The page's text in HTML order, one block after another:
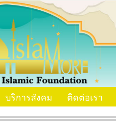
บริการสังคม
ติดต่อเรา